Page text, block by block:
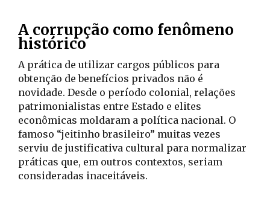
A corrupção como fenômeno
histórico
A prática de utilizar cargos públicos para
obtenção de benefícios privados não é
novidade. Desde o período colonial, relações
patrimonialistas entre Estado e elites
econômicas moldaram a política nacional. O
famoso “jeitinho brasileiro” muitas vezes
serviu de justificativa cultural para normalizar
práticas que, em outros contextos, seriam
consideradas inaceitáveis.